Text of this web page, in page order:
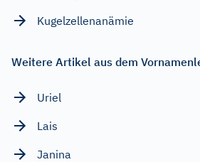
Kugelzellenanämie
Weitere Artikel aus dem
Uriel
Lais
Janina